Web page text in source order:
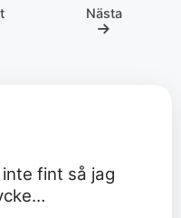
Nästa
fint så jag